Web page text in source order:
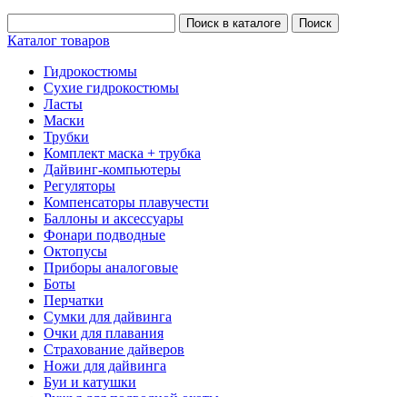
Каталог товаров
Гидрокостюмы
Сухие гидрокостюмы
Ласты
Маски
Трубки
Комплект маска + трубка
Дайвинг-компьютеры
Регуляторы
Компенсаторы плавучести
Баллоны и аксессуары
Фонари подводные
Октопусы
Приборы аналоговые
Боты
Перчатки
Сумки для дайвинга
Очки для плавания
Страхование дайверов
Ножи для дайвинга
Буи и катушки